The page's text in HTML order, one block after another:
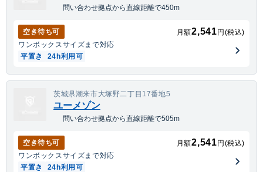
問い合わせ拠点から直線距離で450m
空き待ち可 月額2,541 円(税込)
ワンボックスサイズまで対応
平置き
24h利用可
茨城県潮来市大塚野二丁目17番地5
ユーメゾン
問い合わせ拠点から直線距離で505m
空き待ち可 月額2,541 円(税込)
ワンボックスサイズまで対応
平置き
24h利用可